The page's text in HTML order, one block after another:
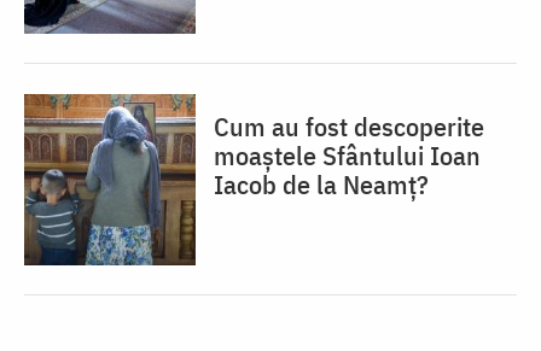
Cum au fost descoperite
moaștele Sfântului Ioan
Iacob de la Neamț?